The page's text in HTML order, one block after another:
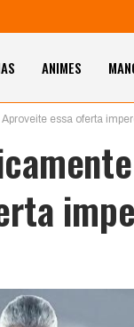
ANIMES
essa oferta